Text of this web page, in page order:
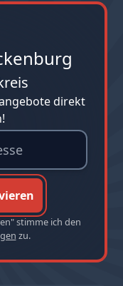
direkt
stimme ich den
zu.